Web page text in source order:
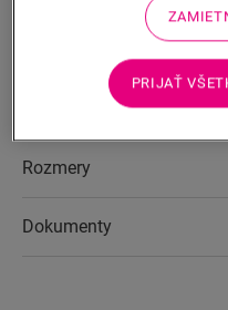
Jednoduchá montáž s
ukončenie použite pás
Hydrostrip. Táto scotia je
bielej verzii (QSSCOTPAINT).
Rozmery
Dokumenty
PRIJAŤ